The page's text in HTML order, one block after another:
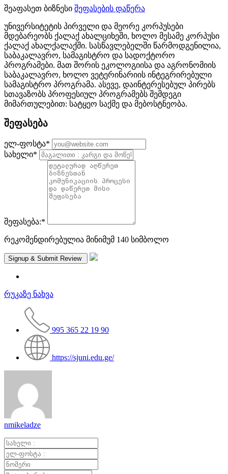
შეაფასეთ ბიზნესი შეფასების დაწერა
უნივერსიტეტის პირველი და მეორე კორპუსები
მდებარეობს ქალაქ ახალციხეში, ხოლო მესამე კორპუსი
ქალაქ ახალქალაქში. სასწავლებელში წარმოდგენილია,
საბაკალავრო, სამაგისტრო და სადოქტორო
პროგრამები. მათ შორის ეკოლოგიისა და აგრონომიის
საბაკალავრო, ხოლო ვეტერინარიის ინტეგრირებული
სამაგისტრო პროგრამა. ასევე, დაინტერესებულ პირებს
სთავაზობს პროფესიულ პროგრამებს შემდეგი
მიმართულებით: სატყეო საქმე და მებოსტნეობა.
შეფასება
ელ-ფოსტა*
სახელი*
შეფასება:*
რეკომენდირებულია მინიმუმ 140 სიმბოლო
რუკაზე ნახვა
995 365 22 19 90
https://sjuni.edu.ge/
nmikeladze